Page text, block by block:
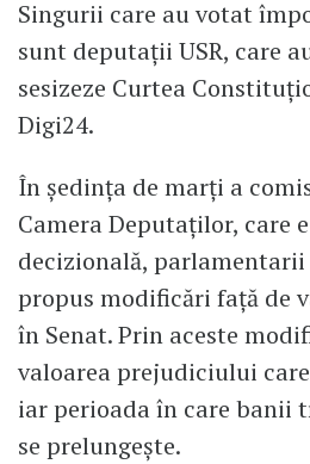
Singurii care au votat
sunt deputații USR, care
sesizeze Curtea
Digi24.
În ședința de marți a
Camera Deputaților, care
decizională, parlamentarii
propus modificări față de
în Senat. Prin aceste
valoarea prejudiciului
iar perioada în care banii
se prelungește.